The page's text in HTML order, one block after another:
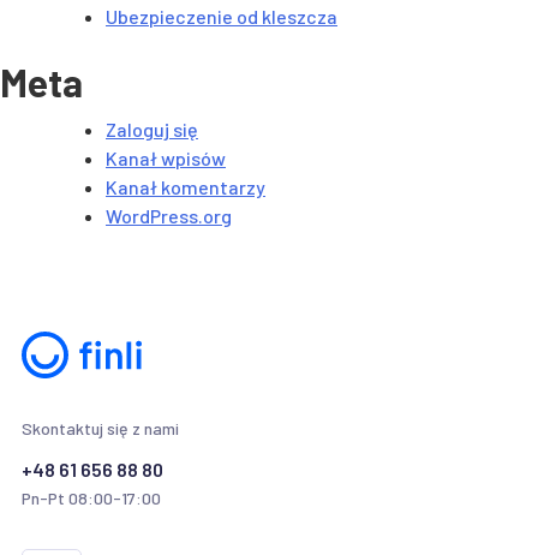
Ubezpieczenie od kleszcza
Meta
Zaloguj się
Kanał wpisów
Kanał komentarzy
WordPress.org
Skontaktuj się z nami
+48 61 656 88 80
Pn-Pt 08:00-17:00